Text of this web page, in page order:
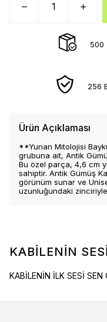
500
256
Ürün Açıklaması
**Yunan Mitolojisi
grubuna ait, Antik
Bu özel parça, 4,6 cm
sahiptir. Antik Gümüş
görünüm sunar ve
uzunluğundaki zinciriyle
KABİLENİN SESİ
KABİLENİN İLK SESİ SEN